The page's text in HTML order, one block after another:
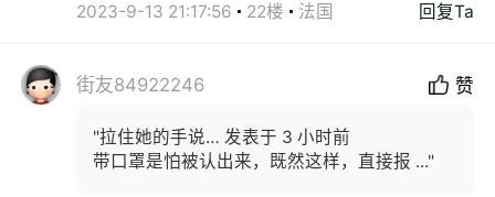
2023-9-13 21:17:56 22楼 法国 回复Ta
街友84922246 赞
"拉住她的手说… 发表于 3 小时前
带口罩是怕被认出来，既然这样，直接报 ..."